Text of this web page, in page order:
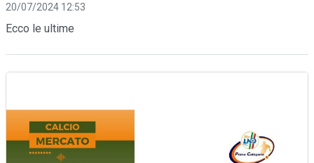
20/07/2024 12:53
Ecco le ultime